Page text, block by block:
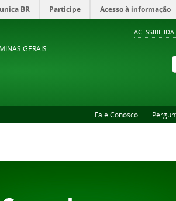
BR Participe Acesso à informação
GERAIS
Fale Conosco